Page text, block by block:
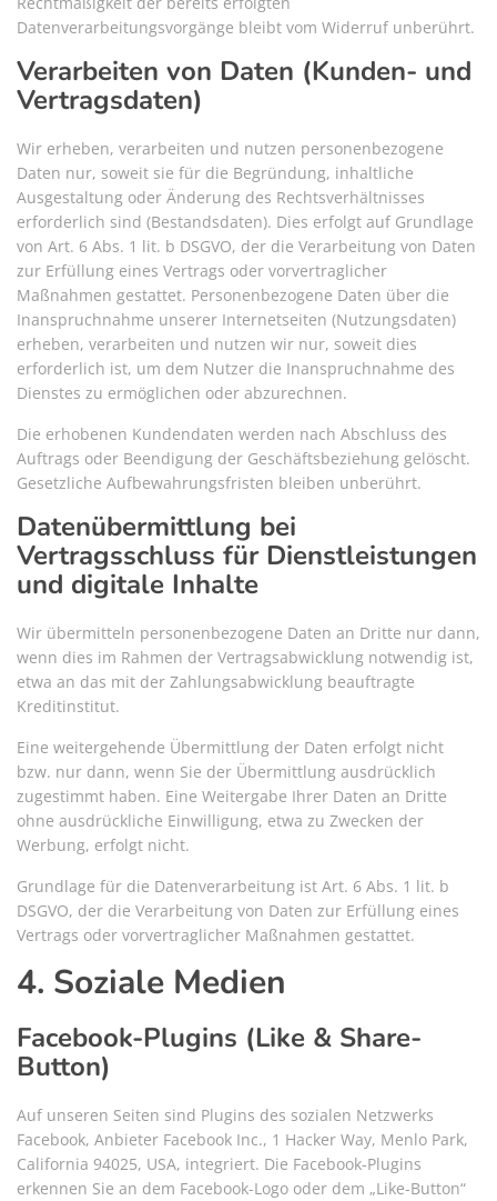
Datenverarbeitungsvorgänge bleibt vom Widerruf unberührt.
Verarbeiten von Daten (Kunden- und
Vertragsdaten)
Wir erheben, verarbeiten und nutzen personenbezogene
Daten nur, soweit sie für die Begründung, inhaltliche
Ausgestaltung oder Änderung des Rechtsverhältnisses
erforderlich sind (Bestandsdaten). Dies erfolgt auf Grundlage
von Art. 6 Abs. 1 lit. b DSGVO, der die Verarbeitung von Daten
zur Erfüllung eines Vertrags oder vorvertraglicher
Maßnahmen gestattet. Personenbezogene Daten über die
Inanspruchnahme unserer Internetseiten (Nutzungsdaten)
erheben, verarbeiten und nutzen wir nur, soweit dies
erforderlich ist, um dem Nutzer die Inanspruchnahme des
Dienstes zu ermöglichen oder abzurechnen.
Die erhobenen Kundendaten werden nach Abschluss des
Auftrags oder Beendigung der Geschäftsbeziehung gelöscht.
Gesetzliche Aufbewahrungsfristen bleiben unberührt.
Datenübermittlung bei
Vertragsschluss für Dienstleistungen
und digitale Inhalte
Wir übermitteln personenbezogene Daten an Dritte nur dann,
wenn dies im Rahmen der Vertragsabwicklung notwendig ist,
etwa an das mit der Zahlungsabwicklung beauftragte
Kreditinstitut.
Eine weitergehende Übermittlung der Daten erfolgt nicht
bzw. nur dann, wenn Sie der Übermittlung ausdrücklich
zugestimmt haben. Eine Weitergabe Ihrer Daten an Dritte
ohne ausdrückliche Einwilligung, etwa zu Zwecken der
Werbung, erfolgt nicht.
Grundlage für die Datenverarbeitung ist Art. 6 Abs. 1 lit. b
DSGVO, der die Verarbeitung von Daten zur Erfüllung eines
Vertrags oder vorvertraglicher Maßnahmen gestattet.
4. Soziale Medien
Facebook-Plugins (Like & Share-
Button)
Auf unseren Seiten sind Plugins des sozialen Netzwerks
Facebook, Anbieter Facebook Inc., 1 Hacker Way, Menlo Park,
California 94025, USA, integriert. Die Facebook-Plugins
erkennen Sie an dem Facebook-Logo oder dem „Like-Button“